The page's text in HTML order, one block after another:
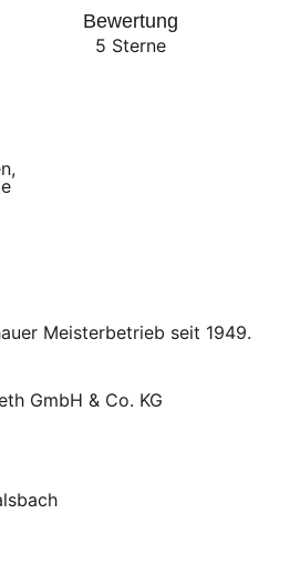
Bewertung
5 Sterne
Meisterbetrieb seit 1949.
GmbH & Co. KG